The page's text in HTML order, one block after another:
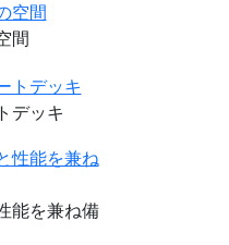
間
デッキ
能を兼ね備